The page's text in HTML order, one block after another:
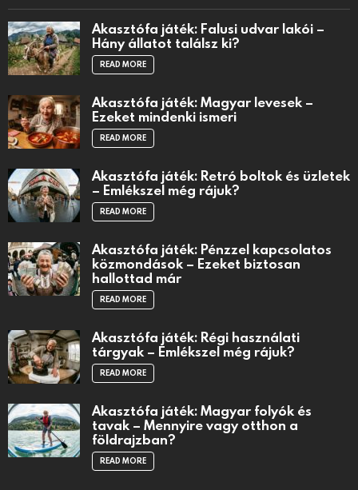
Akasztófa játék: Falusi udvar lakói –
Hány állatot találsz ki?
READ MORE
Akasztófa játék: Magyar levesek –
Ezeket mindenki ismeri
READ MORE
Akasztófa játék: Retró boltok és üzletek
– Emlékszel még rájuk?
READ MORE
Akasztófa játék: Pénzzel kapcsolatos
közmondások – Ezeket biztosan
hallottad már
READ MORE
Akasztófa játék: Régi használati
tárgyak – Emlékszel még rájuk?
READ MORE
Akasztófa játék: Magyar folyók és
tavak – Mennyire vagy otthon a
földrajzban?
READ MORE